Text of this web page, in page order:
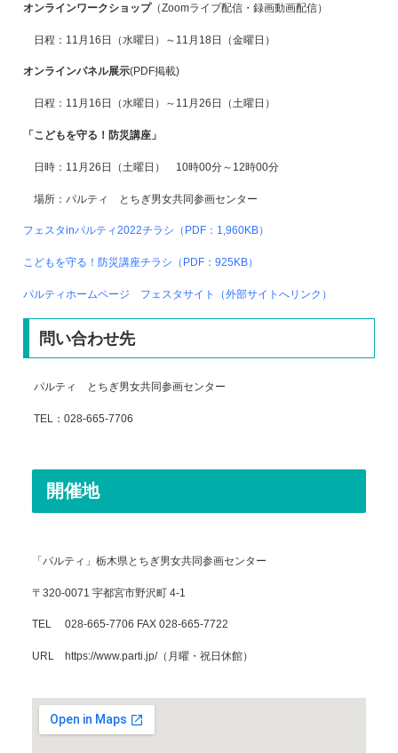
オンラインワークショップ（Zoomライブ配信・録画動画配信）
日程：11月16日（水曜日）～11月18日（金曜日）
オンラインパネル展示(PDF掲載)
日程：11月16日（水曜日）～11月26日（土曜日）
「こどもを守る！防災講座」
日時：11月26日（土曜日） 10時00分～12時00分
場所：パルティ とちぎ男女共同参画センター
フェスタinパルティ2022チラシ（PDF：1,960KB）
こどもを守る！防災講座チラシ（PDF：925KB）
パルティホームページ フェスタサイト（外部サイトへリンク）
問い合わせ先
パルティ とちぎ男女共同参画センター
TEL：028-665-7706
開催地
「パルティ」栃木県とちぎ男女共同参画センター
〒320-0071 宇都宮市野沢町 4-1
TEL 028-665-7706 FAX 028-665-7722
URL https://www.parti.jp/（月曜・祝日休館）